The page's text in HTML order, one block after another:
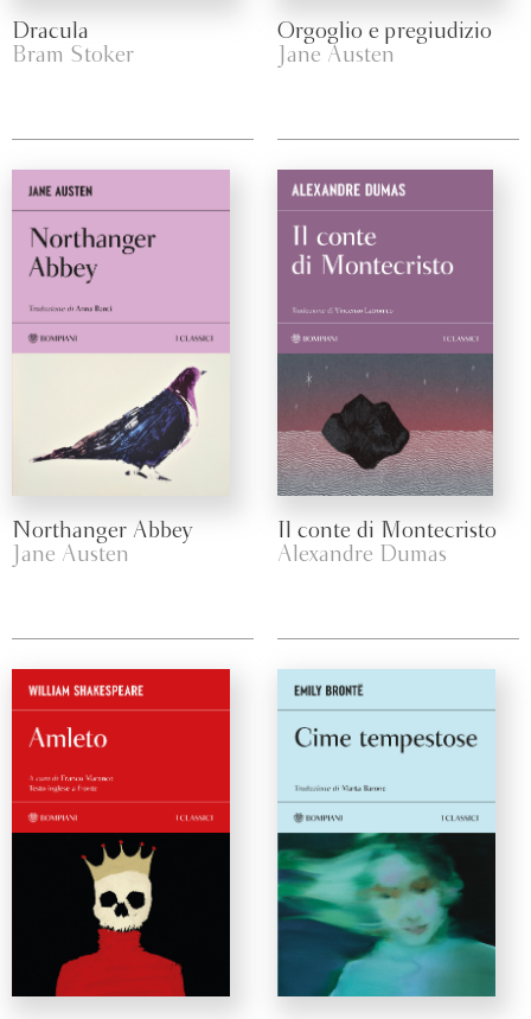
Dracula
Bram Stoker
Orgoglio e pregiudizio
Jane Austen
Northanger Abbey
Jane Austen
Il conte di Montecristo
Alexandre Dumas